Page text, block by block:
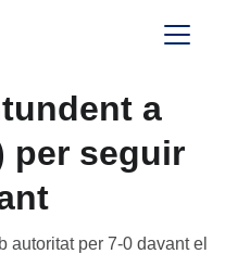
a
per seguir
autoritat per 7-0 davant el